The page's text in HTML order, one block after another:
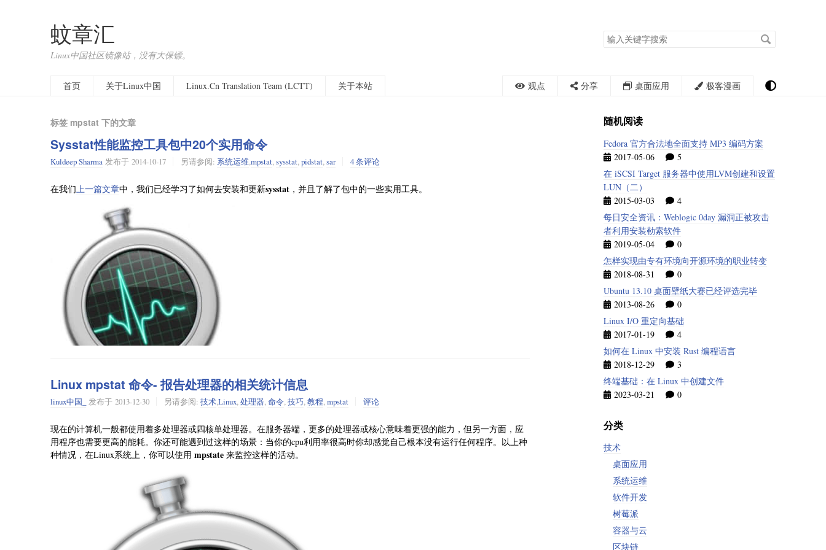
蚊章汇
Linux中国社区镜像站，没有大保镖。
搜
索
首页
关于Linux中国 Linux.Cn Translation Team (LCTT) 关于本站 观点 分享 桌面应用 极客漫画
标签 mpstat 下的文章
Sysstat性能监控工具包中20个实用命令
Kuldeep Sharma 发布于 2014-10-17 另请参阅: 系统运维,mpstat,sysstat,pidstat,sar 4 条评论
在我们上一篇文章中，我们已经学习了如何去安装和更新sysstat ，并且了解了包中的一些实用工具。
今天，我们将会通过一些有趣的实例来学习mpstat,pidstat,iostat和sar等工具，这些工具可以帮组我们找出系统中的问题。这
道，系统管理员都会有点懒，他们经常去寻找一些更简单的方法来完成他们的工作。
mpstat - 处理器统计信息
1.不带任何参数的使用mpstat命令将会输出所有CPU的平均统计信息
tecmint@tecmint ~ $ mpstat
Linux 3.11.0-23-generic (tecmint.com)   Thursday 04 September 2014  _i686_  (2 CPU)
Linux mpstat 命令- 报告处理器的相关统计信息
linux中国_ 发布于 2013-12-30 另请参阅: 技术,Linux,处理器,命令,技巧,教程,mpstat 评论
现在的计算机一般都使用着多处理器或四核单处理器。在服务器端，更多的处理器或核心意味着更强的能力，但另一方面，应
用程序也需要更高的能耗。你还可能遇到过这样的场景：当你的cpu利用率很高时你却感觉自己根本没有运行任何程序。以上种
种情况，在Linux系统上，你可以使用 mpstate 来监控这样的活动。
随机阅读
Fedora 官方合法地全面支持 MP3 编码方案
2017-05-06
5
在 iSCSI Target 服务器中使用LVM创建和设置
LUN（二）
2015-03-03
4
每日安全资讯：Weblogic 0day 漏洞正被攻击
者利用安装勒索软件
2019-05-04
0
怎样实现由专有环境向开源环境的职业转变
2018-08-31
0
Ubuntu 13.10 桌面壁纸大赛已经评选完毕
2013-08-26
0
Linux I/O 重定向基础
2017-01-19
4
如何在 Linux 中安装 Rust 编程语言
2018-12-29
3
终端基础：在 Linux 中创建文件
2023-03-21
0
分类
技术
桌面应用
系统运维
软件开发
树莓派
容器与云
区块链